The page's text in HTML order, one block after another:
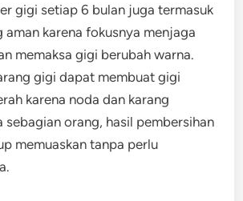
gigi setiap 6 bulan juga termasuk
aman karena fokusnya menjaga
memaksa gigi berubah warna.
gigi dapat membuat gigi
karena noda dan karang
sebagian orang, hasil pembersihan
memuaskan tanpa perlu